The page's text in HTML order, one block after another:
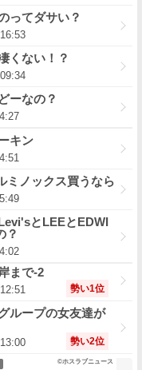
ってダサい？
くない！？
ーなの？
キン
ミノックス買うなら
とLEEとEDWI
？
まで-2
勢い1位
ループの女友達が
勢い2位
©ホスラブニュース